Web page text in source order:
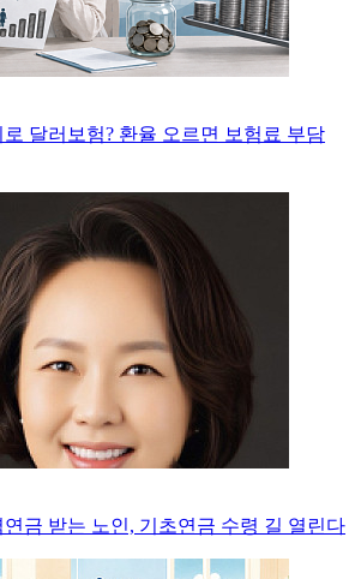
로 달러보험? 환율 오르면 보험료 부담
연금 받는 노인, 기초연금 수령 길 열린다